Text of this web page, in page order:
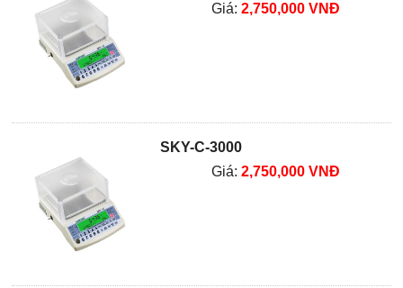
Giá: 2,750,000 VNĐ
SKY-C-3000
Giá: 2,750,000 VNĐ